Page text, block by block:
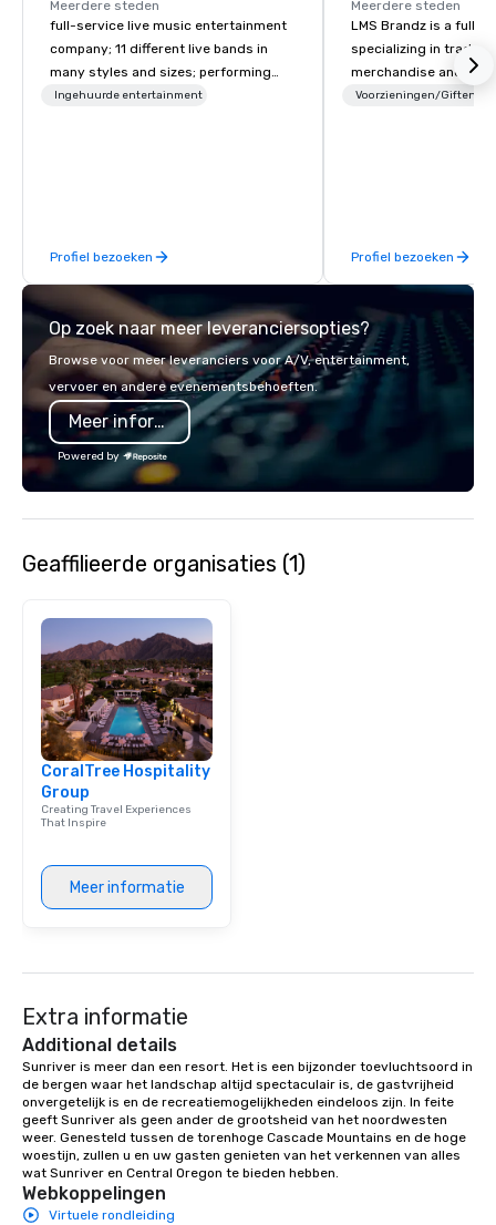
Meerdere steden
full-service live music entertainment
company; 11 different live bands in
many styles and sizes; performing
since 2007
Ingehuurde entertainment
Profiel bezoeken
Meerdere steden
LMS Brandz is a full-
specializing in trade
merchandise and
booth giveaways and
years of industry
commitment to
smart, reliable
make the end-user
seamless from start to
Voorzieningen/Giften
Profiel bezoeken
Op zoek naar meer leveranciersopties?
Browse voor meer leveranciers voor A/V, entertainment,
vervoer en andere evenementsbehoeften.
Meer informatie
Powered by
Geaffilieerde organisaties (1)
CoralTree Hospitality
Group
Creating Travel Experiences
That Inspire
Meer informatie
Extra informatie
Additional details
Sunriver is meer dan een resort. Het is een bijzonder toevluchtsoord in
de bergen waar het landschap altijd spectaculair is, de gastvrijheid
onvergetelijk is en de recreatiemogelijkheden eindeloos zijn. In feite
geeft Sunriver als geen ander de grootsheid van het noordwesten
weer. Genesteld tussen de torenhoge Cascade Mountains en de hoge
woestijn, zullen u en uw gasten genieten van het verkennen van alles
wat Sunriver en Central Oregon te bieden hebben.
Webkoppelingen
Virtuele rondleiding